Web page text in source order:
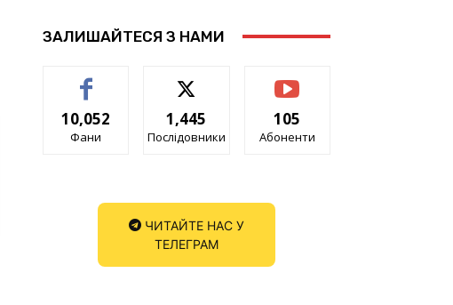
ЗАЛИШАЙТЕСЯ З НАМИ
10,052
Фани
1,445
Послідовники
105
Абоненти
ЧИТАЙТЕ НАС У
ТЕЛЕГРАМ